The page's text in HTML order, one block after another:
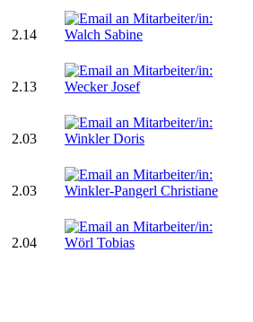
2.14
2.13
2.03
2.03
2.04